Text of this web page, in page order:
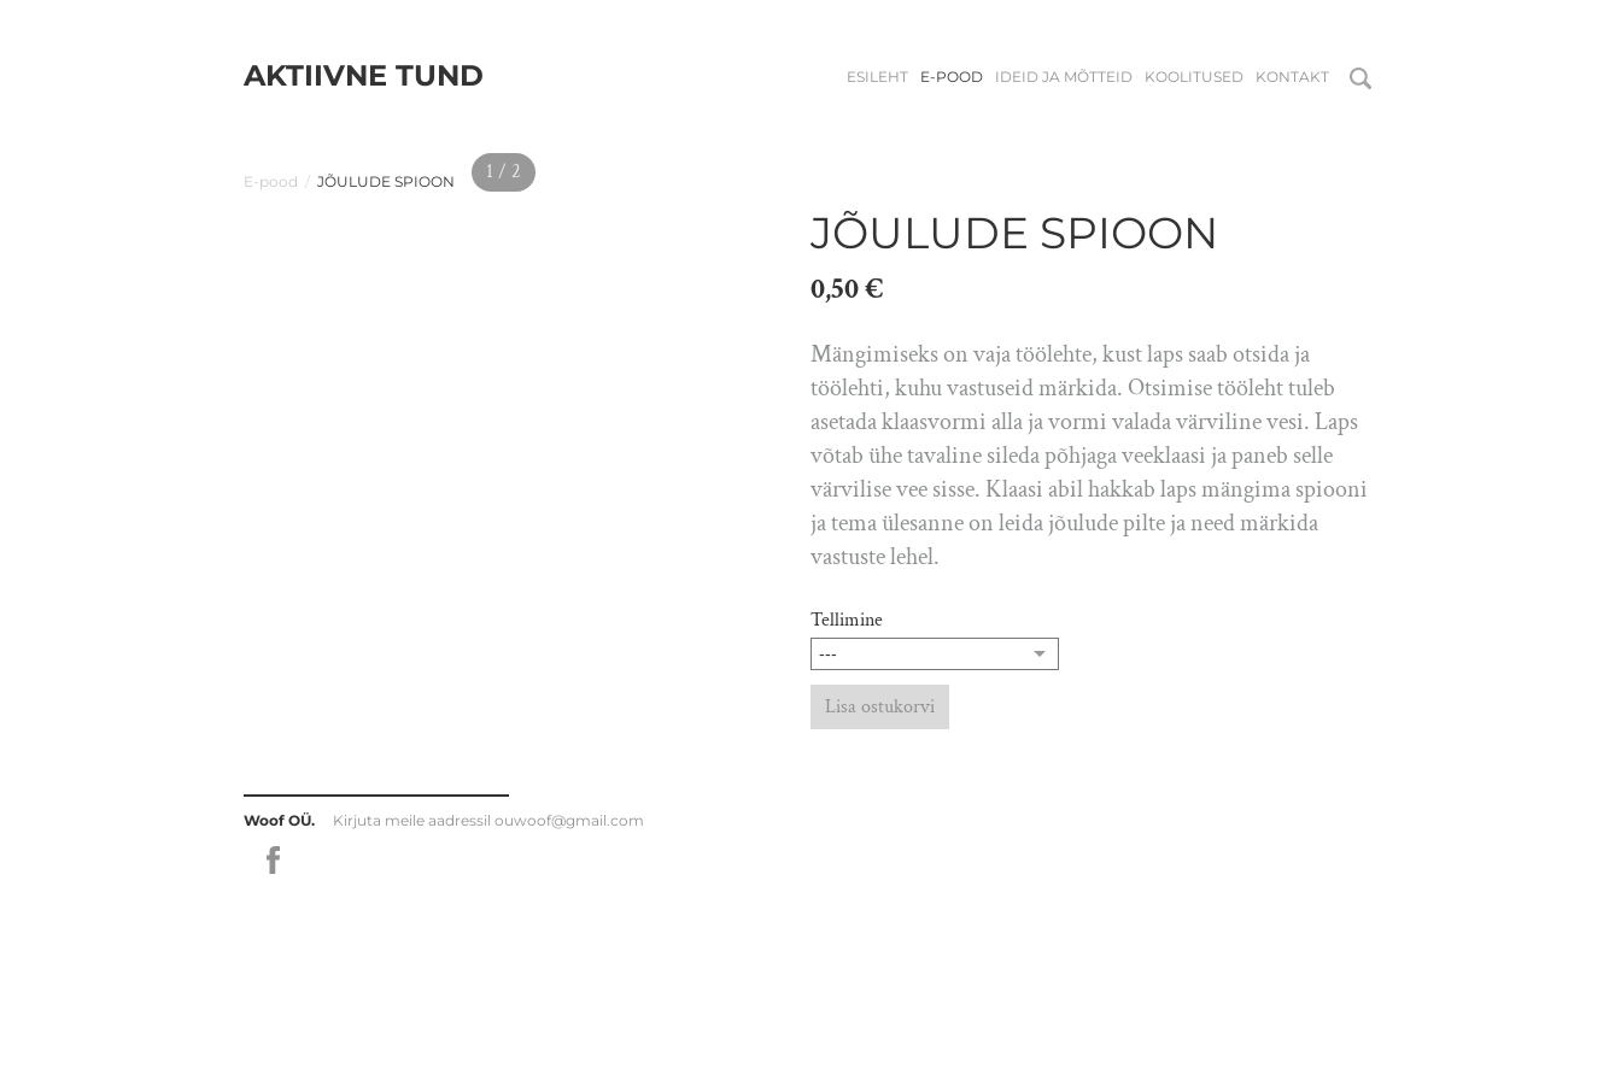
AKTIIVNE TUND ESILEHT E-POOD IDEID JA MÕTTEID KOOLITUSED KONTAKT
E-pood / JÕULUDE SPIOON 1 / 2
JÕULUDE SPIOON
0,50 €
Mängimiseks on vaja töölehte, kust laps saab otsida ja
töölehti, kuhu vastuseid märkida. Otsimise tööleht tuleb
asetada klaasvormi alla ja vormi valada värviline vesi. Laps
võtab ühe tavaline sileda põhjaga veeklaasi ja paneb selle
värvilise vee sisse. Klaasi abil hakkab laps mängima spiooni
ja tema ülesanne on leida jõulude pilte ja need märkida
vastuste lehel.
Tellimine
Lisa ostukorvi
Woof OÜ. Kirjuta meile aadressil ouwoof@gmail.com